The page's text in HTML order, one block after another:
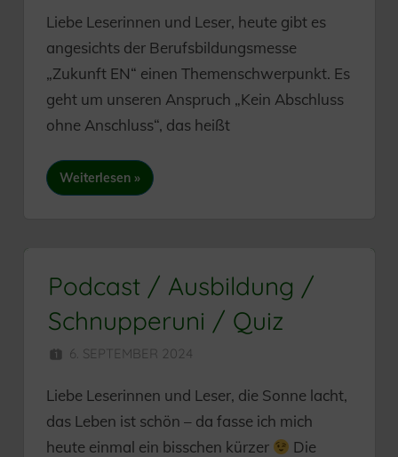
Liebe Leserinnen und Leser, heute gibt es
angesichts der Berufsbildungsmesse
„Zukunft EN“ einen Themenschwerpunkt. Es
geht um unseren Anspruch „Kein Abschluss
ohne Anschluss“, das heißt
Weiterlesen
Podcast / Ausbildung /
Schnupperuni / Quiz
6. SEPTEMBER 2024
Liebe Leserinnen und Leser, die Sonne lacht,
das Leben ist schön – da fasse ich mich
heute einmal ein bisschen kürzer
Die